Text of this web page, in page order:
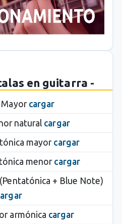
en guitarra -
Mayor cargar
natural cargar
mayor cargar
menor cargar
+ Blue Note)
armónica cargar